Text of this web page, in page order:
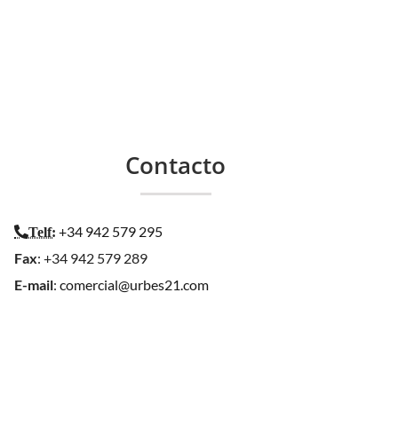
Contacto
Telf: +34 942 579 295
Fax: +34 942 579 289
E-mail:comercial@urbes21.com